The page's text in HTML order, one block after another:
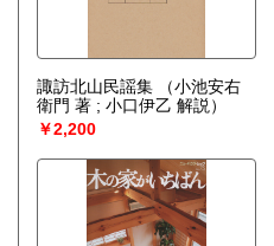
諏訪北山民謡集
（小池安右
衛門 著 ; 小口伊乙 解説）
￥2,200